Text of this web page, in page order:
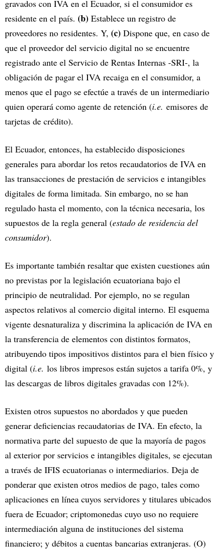
gravados con IVA en el Ecuador, si el consumidor es
residente en el país. (b) Establece un registro de
proveedores no residentes. Y, (c) Dispone que, en caso de
que el proveedor del servicio digital no se encuentre
registrado ante el Servicio de Rentas Internas -SRI-, la
obligación de pagar el IVA recaiga en el consumidor, a
menos que el pago se efectúe a través de un intermediario
quien operará como agente de retención (i.e. emisores de
tarjetas de crédito).
El Ecuador, entonces, ha establecido disposiciones
generales para abordar los retos recaudatorios de IVA en
las transacciones de prestación de servicios e intangibles
digitales de forma limitada. Sin embargo, no se han
regulado hasta el momento, con la técnica necesaria, los
supuestos de la regla general (estado de residencia del
consumidor).
Es importante también resaltar que existen cuestiones aún
no previstas por la legislación ecuatoriana bajo el
principio de neutralidad. Por ejemplo, no se regulan
aspectos relativos al comercio digital interno. El esquema
vigente desnaturaliza y discrimina la aplicación de IVA en
la transferencia de elementos con distintos formatos,
atribuyendo tipos impositivos distintos para el bien físico y
digital (i.e. los libros impresos están sujetos a tarifa 0%, y
las descargas de libros digitales gravadas con 12%).
Existen otros supuestos no abordados y que pueden
generar deficiencias recaudatorias de IVA. En efecto, la
normativa parte del supuesto de que la mayoría de pagos
al exterior por servicios e intangibles digitales, se ejecutan
a través de IFIS ecuatorianas o intermediarios. Deja de
ponderar que existen otros medios de pago, tales como
aplicaciones en línea cuyos servidores y titulares ubicados
fuera de Ecuador; criptomonedas cuyo uso no requiere
intermediación alguna de instituciones del sistema
financiero; y débitos a cuentas bancarias extranjeras. (O)